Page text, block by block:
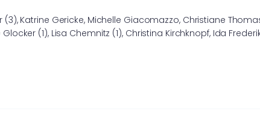
Katrine Gericke, Michelle Giacomazzo, Christiane
(1), Lisa Chemnitz (1), Christina Kirchknopf, Ida